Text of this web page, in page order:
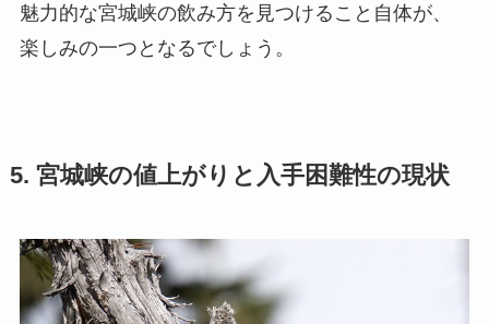
魅力的な宮城峡の飲み方を見つけること自体が、
楽しみの一つとなるでしょう。
5. 宮城峡の値上がりと入手困難性の現状